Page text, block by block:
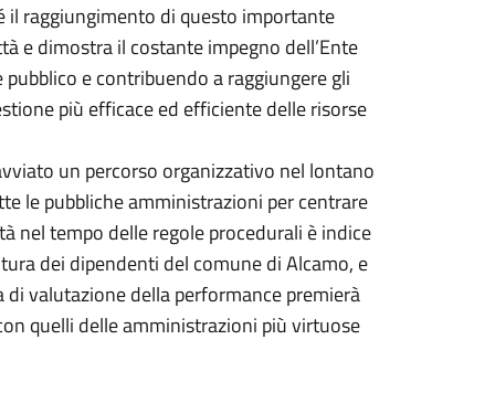
raggiungimento di questo importante
e dimostra il costante impegno dell’Ente
e contribuendo a raggiungere gli
più efficace ed efficiente delle risorse
un percorso organizzativo nel lontano
le pubbliche amministrazioni per centrare
nel tempo delle regole procedurali è indice
dei dipendenti del comune di Alcamo, e
valutazione della performance premierà
quelli delle amministrazioni più virtuose